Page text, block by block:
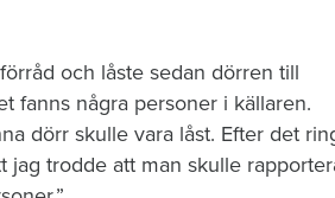
och låste sedan dörren till
fanns några personer i källaren.
dörr skulle vara låst. Efter det
jag trodde att man skulle